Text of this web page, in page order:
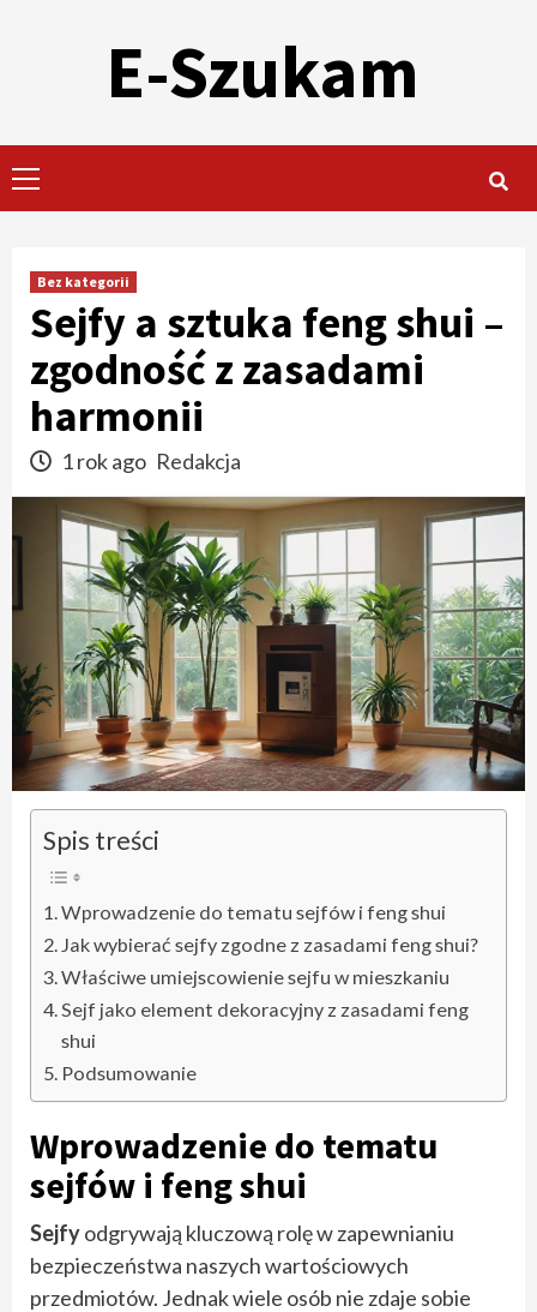
E-Szukam
Menu
Bez kategorii
Sejfy a sztuka feng shui –
zgodność z zasadami
harmonii
1 rok ago Redakcja
Spis treści
Wprowadzenie do tematu sejfów i feng shui
Jak wybierać sejfy zgodne z zasadami feng shui?
Właściwe umiejscowienie sejfu w mieszkaniu
Sejf jako element dekoracyjny z zasadami feng
shui
Podsumowanie
Wprowadzenie do tematu
sejfów i feng shui
Sejfyodgrywają kluczową rolę w zapewnianiu
bezpieczeństwa naszych wartościowych
przedmiotów. Jednak wiele osób nie zdaje sobie